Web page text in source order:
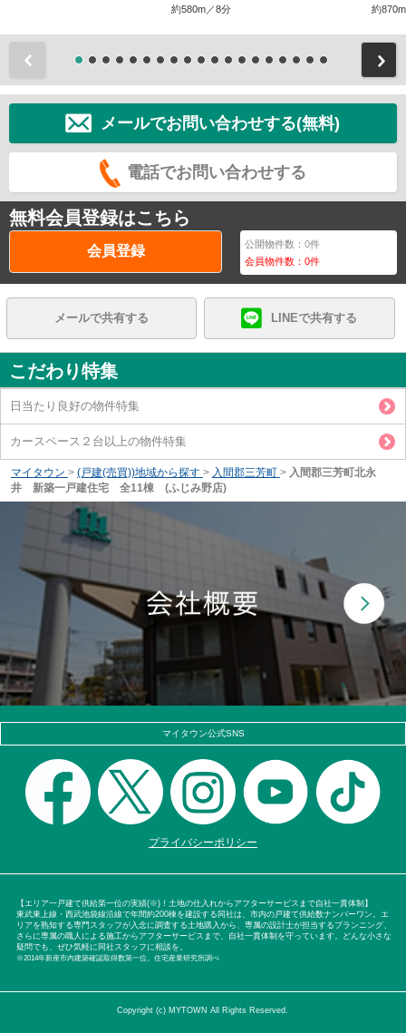
約580m／8分 約
メールでお問い合わせする(無料)
電話でお問い合わせする
無料会員登録はこちら
会員登録 公開物件数：0件
会員物件数：0件
メールで共有する LINEで共有する
こだわり特集
日当たり良好の物件特集
カースペース２台以上の物件特集
マイタウン > (戸建(売買))地域から探す > 入間郡三芳町 > 入間郡三芳町北永
井 新築一戸建住宅 全11棟 (ふじみ野店)
マイタウン公式SNS
プライバシーポリシー
【エリア一戸建て供給第一位の実績(※)！土地の仕入れからアフターサービスまで自社一貫体制】
東武東上線・西武池袋線沿線で年間約200棟を建設する同社は、市内の戸建て供給数ナンバーワン。エ
リアを熟知する専門スタッフが入念に調査する土地購入から、専属の設計士が担当するプランニング、
さらに専属の職人による施工からアフターサービスまで、自社一貫体制を守っています。どんな小さな
疑問でも、ぜひ気軽に同社スタッフに相談を。
※2014年新座市内建築確認取得数第一位。住宅産業研究所調べ
Copyright (c) MYTOWN All Rights Reserved.